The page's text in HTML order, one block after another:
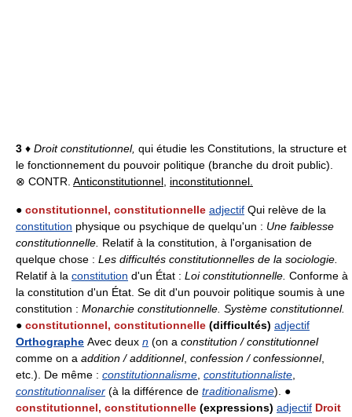
3 ♦ Droit constitutionnel, qui étudie les Constitutions, la structure et
le fonctionnement du pouvoir politique (branche du droit public).
⊗ CONTR. Anticonstitutionnel inconstitutionnel.
● constitutionnel, constitutionnelle adjectif Qui relève de la
constitution physique ou psychique de quelqu'un : Une faiblesse
constitutionnelle. Relatif à la constitution, à l'organisation de
quelque chose : Les difficultés constitutionnelles de la sociologie.
Relatif à la constitution d'un État : Loi constitutionnelle. Conforme à
la constitution d'un État. Se dit d'un pouvoir politique soumis à une
constitution : Monarchie constitutionnelle. Système constitutionnel.
● constitutionnel, constitutionnelle (difficultés) adjectif
Orthographe Avec deux n (on a constitution / constitutionnel
comme on a addition / additionnel, confession / confessionnel,
etc.). De même : constitutionnalisme constitutionnaliste
constitutionnaliser (à la différence de traditionalisme). ●
constitutionnel, constitutionnelle (expressions) adjectif Droit